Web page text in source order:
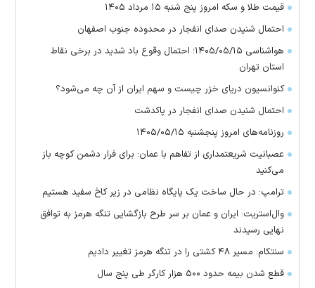
قیمت طلا و سکه امروز پنج شنبه ۱۵ مرداد ۱۴۰۵
احتمال شنیدن صدای انفجار در محدوده جنوب اصفهان
هواشناسی ۱۴۰۵/۰۵/۱۵؛ احتمال وقوع باد شدید در برخی نقاط
استان تهران
کنوانسیون دریای خزر چیست و سهم ایران از آن چه می‌شود؟
احتمال شنیدن صدای انفجار در پاکدشت
روزنامه‌های امروز پنجشنبه ۱۴۰۵/۰۵/۱۵
عصبانیت شریعتمداری از تفاهم با عمان: برای فرار دشمن کوچه باز
می‌کنید
ترامپ: در حال ساخت یک پایگاه نظامی در زیر کاخ سفید هستیم
وال‌استریت: ایران و عمان بر سر طرح بازگشایی تنگه هرمز به توافق
نهایی رسیدند
سنتکام: مسیر ۴۸ کشتی را در تنگه هرمز تغییر دادیم
قطع شدن بیمه حدود ۵۰۰ هزار کارگر طی پنج سال